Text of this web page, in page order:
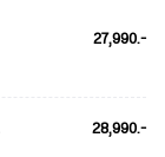
27,990.-
28,990.-